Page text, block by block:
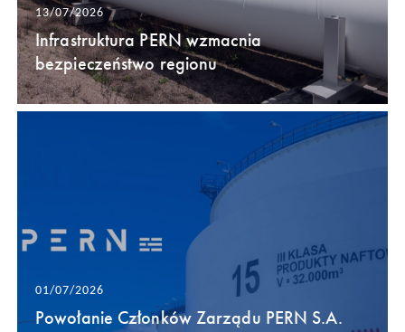
13/07/2026
Infrastruktura PERN wzmacnia
bezpieczeństwo regionu
01/07/2026
Powołanie Członków Zarządu PERN S.A.